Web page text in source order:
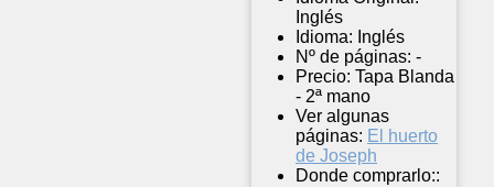
Inglés
Idioma: Inglés
Nº de páginas: -
Precio: Tapa Blanda
- 2ª mano
Ver algunas
páginas: El huerto
de Joseph
Donde comprarlo::